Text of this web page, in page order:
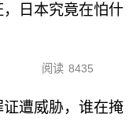
，日本究竟在怕什
阅读 8435
遭威胁，谁在掩